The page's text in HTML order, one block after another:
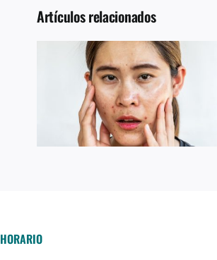
Artículos relacionados
TIPS – ¿ALOPECIA?
HORARIO